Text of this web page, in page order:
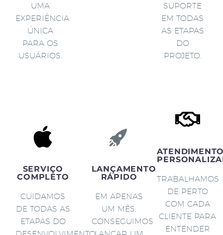
UMA
EXPERIÊNCIA
ÚNICA
PARA OS
USUÁRIOS.
SUPORTE
EM TODAS
AS ETAPAS
DO
PROJETO.
SERVIÇO
COMPLETO
CUIDAMOS
DE TODAS AS
ETAPAS DO
LANÇAMENTO
RÁPIDO
EM APENAS
UM MÊS,
CONSEGUIMOS
TRABALHAMOS
DE PERTO
COM CADA
CLIENTE PARA
ENTENDER